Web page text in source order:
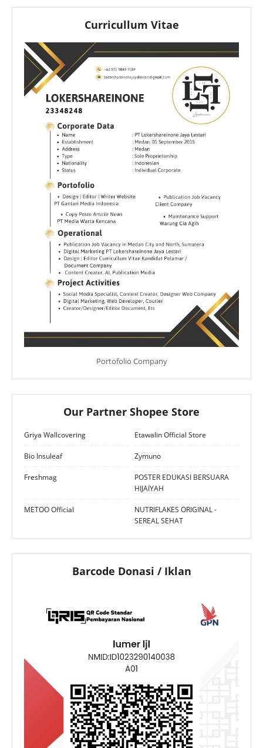
Curricullum Vitae
Portofolio Company
Our Partner Shopee Store
Griya Wallcovering Etawalin Official Store
Bio Insuleaf Zymuno
Freshmag
POSTER EDUKASI BERSUARA
HIJAIYAH
METOO Official
NUTRIFLAKES ORIGINAL -
SEREAL SEHAT
Barcode Donasi / Iklan